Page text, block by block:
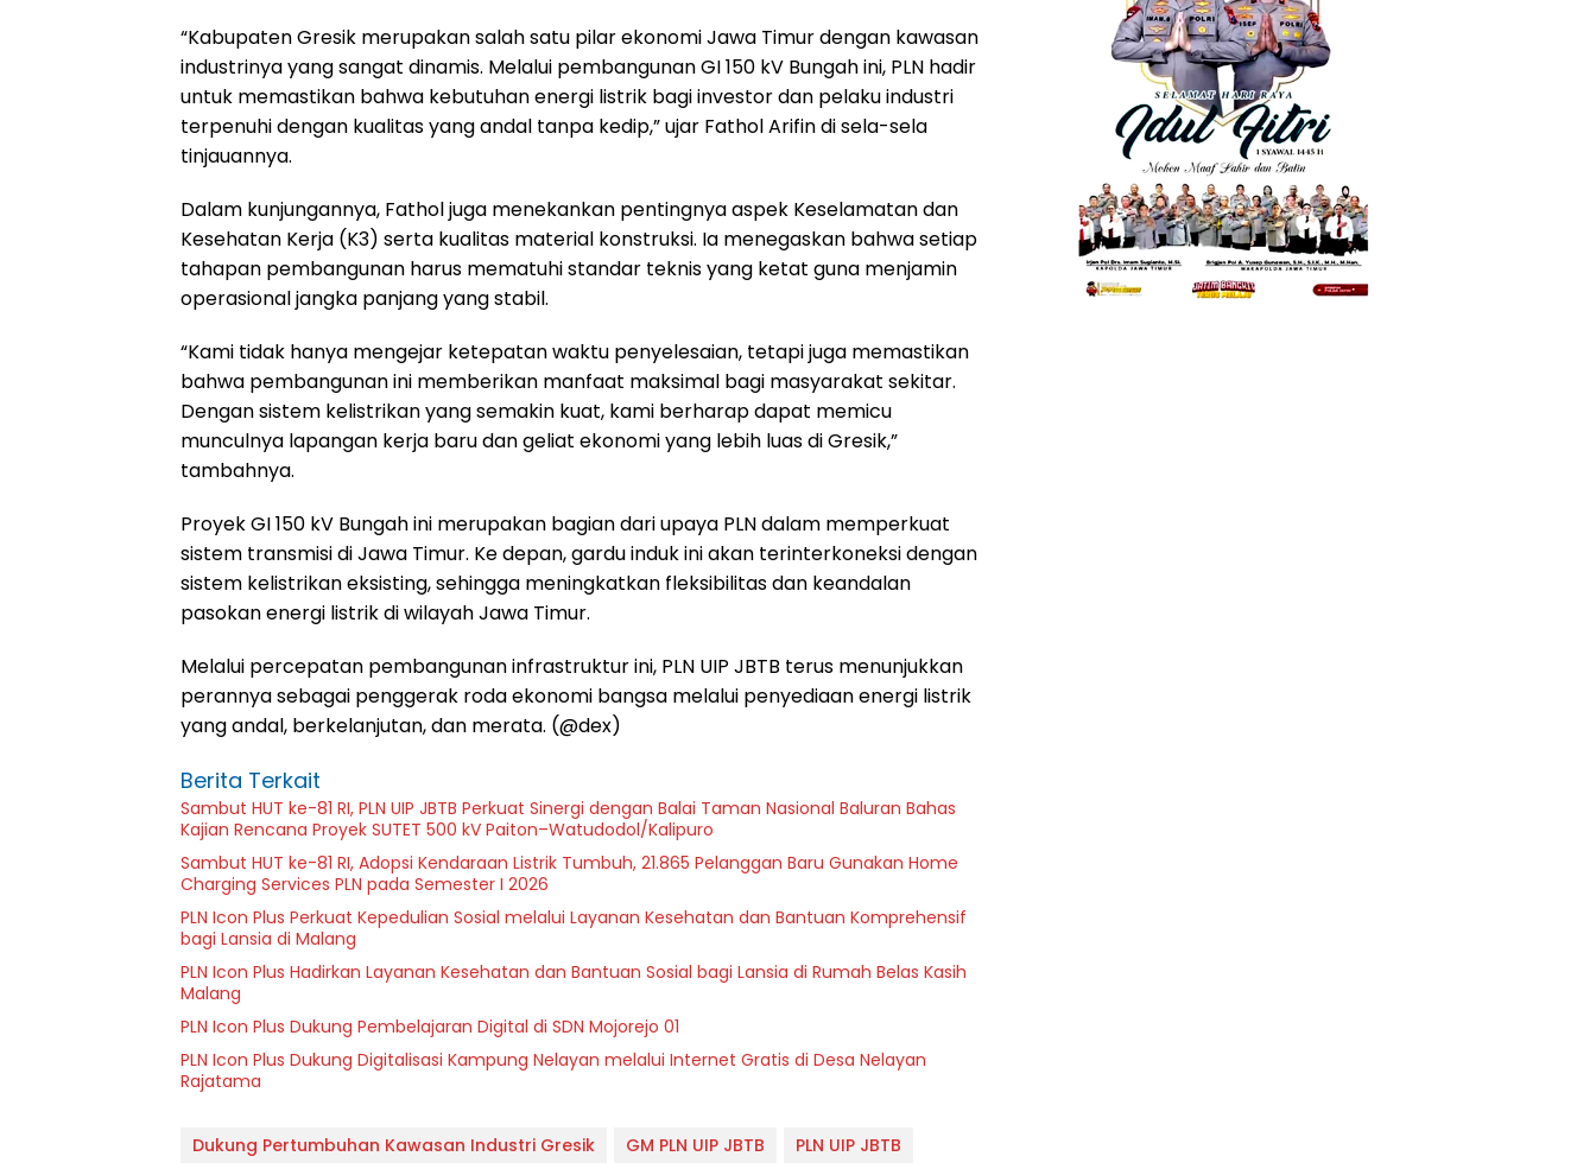
“Kabupaten Gresik merupakan salah satu pilar ekonomi Jawa Timur dengan kawasan
industrinya yang sangat dinamis. Melalui pembangunan GI 150 kV Bungah ini, PLN hadir
untuk memastikan bahwa kebutuhan energi listrik bagi investor dan pelaku industri
terpenuhi dengan kualitas yang andal tanpa kedip,” ujar Fathol Arifin di sela-sela
tinjauannya.
Dalam kunjungannya, Fathol juga menekankan pentingnya aspek Keselamatan dan
Kesehatan Kerja (K3) serta kualitas material konstruksi. Ia menegaskan bahwa setiap
tahapan pembangunan harus mematuhi standar teknis yang ketat guna menjamin
operasional jangka panjang yang stabil.
“Kami tidak hanya mengejar ketepatan waktu penyelesaian, tetapi juga memastikan
bahwa pembangunan ini memberikan manfaat maksimal bagi masyarakat sekitar.
Dengan sistem kelistrikan yang semakin kuat, kami berharap dapat memicu
munculnya lapangan kerja baru dan geliat ekonomi yang lebih luas di Gresik,”
tambahnya.
Proyek GI 150 kV Bungah ini merupakan bagian dari upaya PLN dalam memperkuat
sistem transmisi di Jawa Timur. Ke depan, gardu induk ini akan terinterkoneksi dengan
sistem kelistrikan eksisting, sehingga meningkatkan fleksibilitas dan keandalan
pasokan energi listrik di wilayah Jawa Timur.
Melalui percepatan pembangunan infrastruktur ini, PLN UIP JBTB terus menunjukkan
perannya sebagai penggerak roda ekonomi bangsa melalui penyediaan energi listrik
yang andal, berkelanjutan, dan merata. (@dex)
Berita Terkait
Sambut HUT ke-81 RI, PLN UIP JBTB Perkuat Sinergi dengan Balai Taman Nasional Baluran Bahas
Kajian Rencana Proyek SUTET 500 kV Paiton–Watudodol/Kalipuro
Sambut HUT ke-81 RI, Adopsi Kendaraan Listrik Tumbuh, 21.865 Pelanggan Baru Gunakan Home
Charging Services PLN pada Semester I 2026
PLN Icon Plus Perkuat Kepedulian Sosial melalui Layanan Kesehatan dan Bantuan Komprehensif
bagi Lansia di Malang
PLN Icon Plus Hadirkan Layanan Kesehatan dan Bantuan Sosial bagi Lansia di Rumah Belas Kasih
Malang
PLN Icon Plus Dukung Pembelajaran Digital di SDN Mojorejo 01
PLN Icon Plus Dukung Digitalisasi Kampung Nelayan melalui Internet Gratis di Desa Nelayan
Rajatama
Dukung Pertumbuhan Kawasan Industri Gresik GM PLN UIP JBTB PLN UIP JBTB